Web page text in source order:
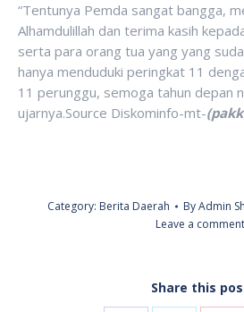
“Tentunya Pemda sangat bangga,
Alhamdulillah dan terima kasih
serta para orang tua yang yang
hanya menduduki peringkat 11
11 perunggu, semoga tahun depan
ujarnya.Source Diskominfo-mt-
Category: Berita Daerah ByAdmin
Leave a comment
Share this